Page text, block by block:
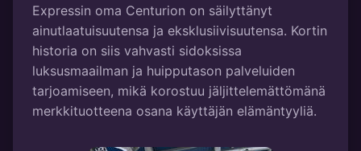
Expressin oma Centurion on säilyttänyt
ainutlaatuisuutensa ja eksklusiivisuutensa. Kortin
historia on siis vahvasti sidoksissa
luksusmaailman ja huipputason palveluiden
tarjoamiseen, mikä korostuu jäljittelemättömänä
merkkituotteena osana käyttäjän elämäntyyliä.